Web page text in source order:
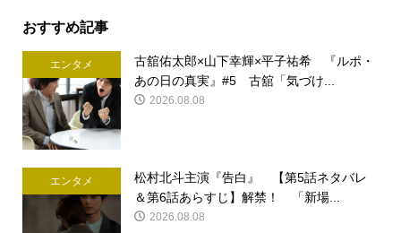
おすすめ記事
エンタメ
古舘佑太郎×山下幸輝×平子祐希 『ルポ・
あの日の真実』#5 古舘「気づけ...
2026.08.08
エンタメ
松村北斗主演『告白』 【第5話ネタバレ
＆第6話あらすじ】解禁！ 「新場...
2026.08.08